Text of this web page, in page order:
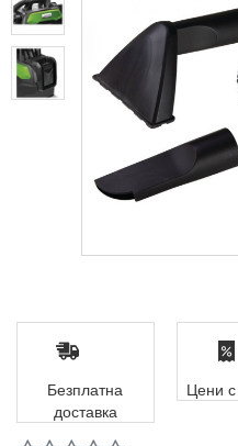
Безплатна
доставка
Цени с